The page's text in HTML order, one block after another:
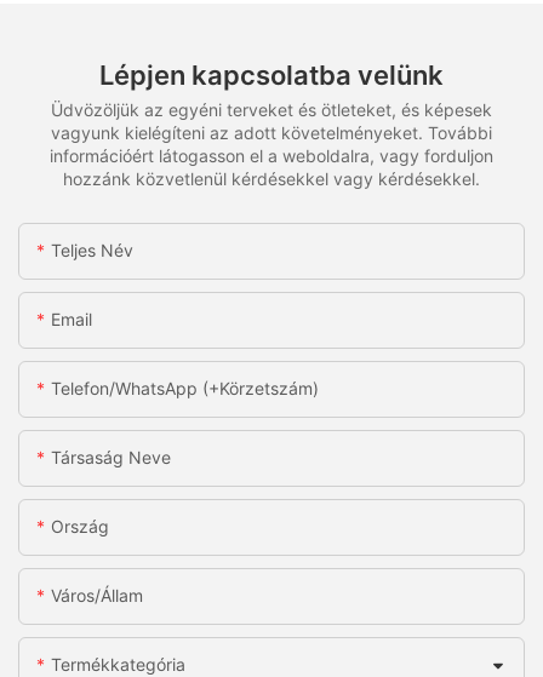
Lépjen kapcsolatba velünk
Üdvözöljük az egyéni terveket és ötleteket, és képesek
vagyunk kielégíteni az adott követelményeket. További
információért látogasson el a weboldalra, vagy forduljon
hozzánk közvetlenül kérdésekkel vagy kérdésekkel.
Teljes Név
Email
Telefon/WhatsApp (+körzetszám)
Társaság Neve
Ország
Város/állam
Termékkategória